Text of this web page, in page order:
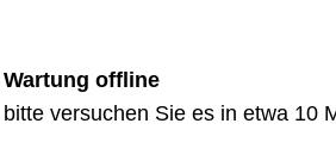
offline
versuchen Sie es in etwa 10